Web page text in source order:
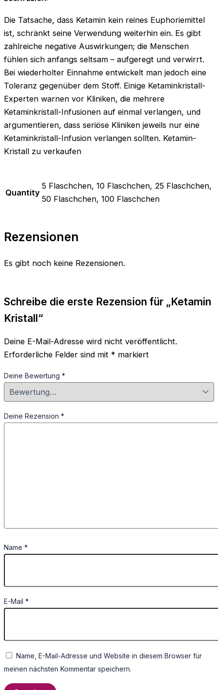
Die Tatsache, dass Ketamin kein reines Euphoriemittel
ist, schränkt seine Verwendung weiterhin ein. Es gibt
zahlreiche negative Auswirkungen; die Menschen
fühlen sich anfangs seltsam – aufgeregt und verwirrt.
Bei wiederholter Einnahme entwickelt man jedoch eine
Toleranz gegenüber dem Stoff. Einige Ketaminkristall-
Experten warnen vor Kliniken, die mehrere
Ketaminkristall-Infusionen auf einmal verlangen, und
argumentieren, dass seriöse Kliniken jeweils nur eine
Ketaminkristall-Infusion verlangen sollten. Ketamin-
Kristall zu verkaufen
Quantity
5 Flaschchen, 10 Flaschchen, 25 Flaschchen,
50 Flaschchen, 100 Flaschchen
Rezensionen
Es gibt noch keine Rezensionen.
Schreibe die erste Rezension für „Ketamin
Kristall“
Deine E-Mail-Adresse wird nicht veröffentlicht.
Erforderliche Felder sind mit * markiert
Deine Bewertung *
Deine Rezension *
Name *
E-Mail *
Name, E-Mail-Adresse und Website in diesem Browser für
meinen nächsten Kommentar speichern.